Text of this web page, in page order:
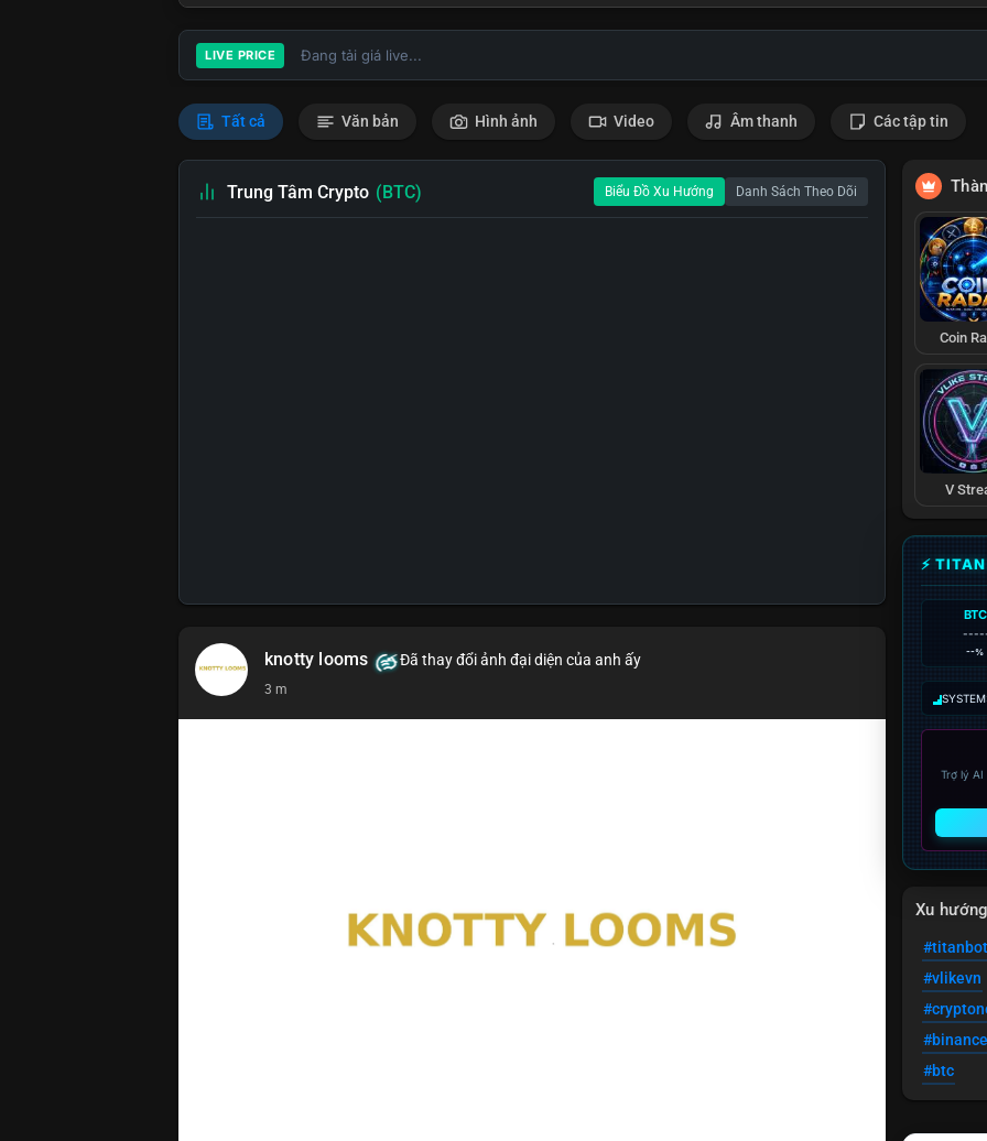
LIVE PRICE Đang tải giá live...
Tất cả Văn bản Hình ảnh Video Âm thanh Các tập tin
Trung Tâm Crypto (BTC) Biểu Đồ Xu Hướng Danh Sách Theo Dõi
knotty looms Đã thay đổi ảnh đại diện của anh ấy
3 m
Coin
V
⚡
BTC
--%
Trợ lý
Xu
#titanbot
#vlikevn
#btc